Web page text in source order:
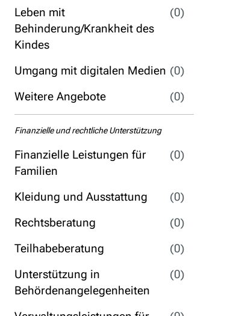
Leben mit
Behinderung/Krankheit des
Kindes
(0)
Umgang mit digitalen Medien (0)
Weitere Angebote
(0)
Finanzielle und rechtliche Unterstützung
Finanzielle Leistungen für
Familien
(0)
Kleidung und Ausstattung
(0)
Rechtsberatung
(0)
Teilhabeberatung
(0)
Unterstützung in
Behördenangelegenheiten
(0)